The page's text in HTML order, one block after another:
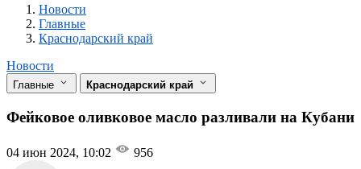
Новости
Разделы
Новости
Главные
Краснодарский край
Новости
Главные Краснодарский край
Фейковое оливковое масло разливали на Кубани
04 июн 2024, 10:02 956